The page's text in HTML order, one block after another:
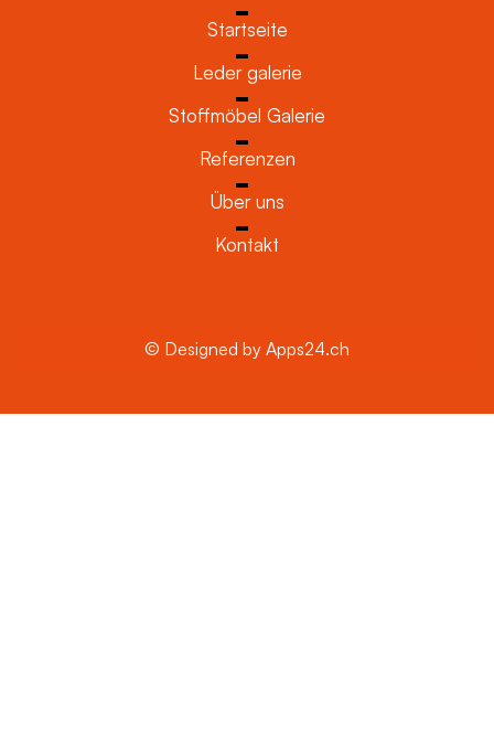
Startseite
Leder galerie
Stoffmöbel Galerie
Referenzen
Über uns
Kontakt
© Designed by Apps24.ch